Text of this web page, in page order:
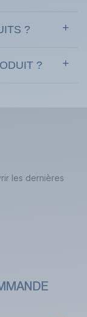
?
?
les dernières